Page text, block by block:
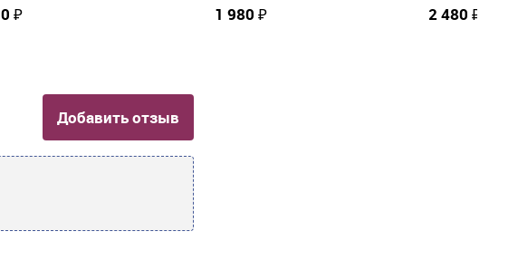
0 ₽ 1 980 ₽ 2 480 ₽
Добавить отзыв